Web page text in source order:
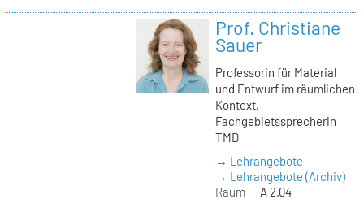
Prof. Christiane
Sauer
Professorin für Material
und Entwurf im räumlichen
Kontext,
Fachgebietssprecherin
TMD
→ Lehrangebote
→ Lehrangebote (Archiv)
Raum
A 2.04